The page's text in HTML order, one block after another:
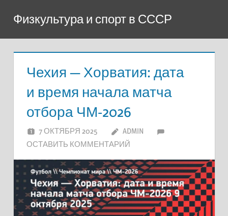
содержимому
Физкультура и спорт в СССР
Чехия — Хорватия: дата
и время начала матча
отбора ЧМ-2026
7 ОКТЯБРЯ 2025
ADMIN
ОСТАВИТЬ КОММЕНТАРИЙ